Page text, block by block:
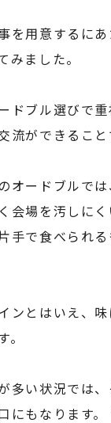
を用意するに
みました。
ドブル選びで
流ができること
オードブルで
会場を汚しに
手で食べられ
ンとはいえ、
多い状況では
にもなります